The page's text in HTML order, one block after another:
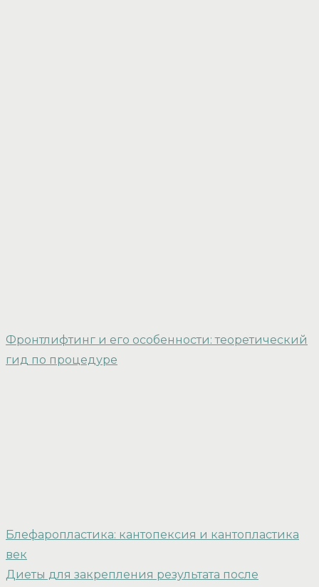
Фронтлифтинг и его особенности: теоретический
гид по процедуре
Блефаропластика: кантопексия и кантопластика
век
Диеты для закрепления результата после